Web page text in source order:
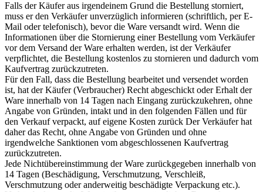
Falls der Käufer aus irgendeinem Grund die Bestellung storniert,
muss er den Verkäufer unverzüglich informieren (schriftlich, per E-
Mail oder telefonisch), bevor die Ware versandt wird. Wenn die
Informationen über die Stornierung einer Bestellung vom Verkäufer
vor dem Versand der Ware erhalten werden, ist der Verkäufer
verpflichtet, die Bestellung kostenlos zu stornieren und dadurch vom
Kaufvertrag zurückzutreten.
Für den Fall, dass die Bestellung bearbeitet und versendet worden
ist, hat der Käufer (Verbraucher) Recht abgeschickt oder Erhalt der
Ware innerhalb von 14 Tagen nach Eingang zurückzukehren, ohne
Angabe von Gründen, intakt und in den folgenden Fällen und für
den Verkauf verpackt, auf eigene Kosten zurück Der Verkäufer hat
daher das Recht, ohne Angabe von Gründen und ohne
irgendwelche Sanktionen vom abgeschlossenen Kaufvertrag
zurückzutreten.
Jede Nichtübereinstimmung der Ware zurückgegeben innerhalb von
14 Tagen (Beschädigung, Verschmutzung, Verschleiß,
Verschmutzung oder anderweitig beschädigte Verpackung etc.).